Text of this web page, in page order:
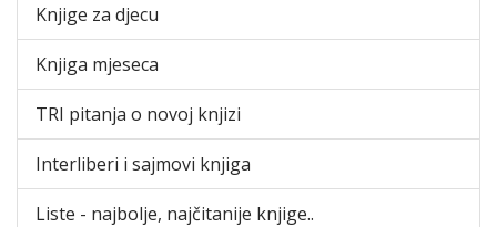
Knjige za djecu
Knjiga mjeseca
TRI pitanja o novoj knjizi
Interliberi i sajmovi knjiga
Liste - najbolje, najčitanije knjige..